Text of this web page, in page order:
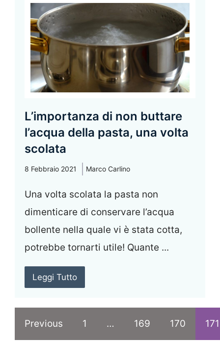
L’importanza di non buttare
l’acqua della pasta, una volta
scolata
8 Febbraio 2021 Marco Carlino
Una volta scolata la pasta non
dimenticare di conservare l’acqua
bollente nella quale vi è stata cotta,
potrebbe tornarti utile! Quante ...
Leggi Tutto
Previous 1 … 169 170 171